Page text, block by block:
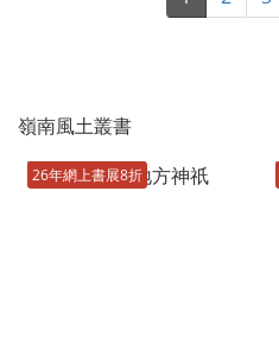
嶺南風土叢書
26年網上書展8折